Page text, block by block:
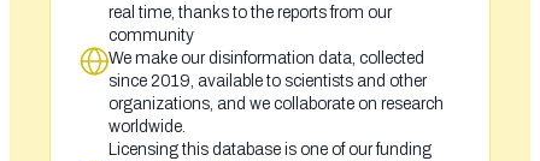
real time, thanks to the reports from our
community
We make our disinformation data, collected
since 2019, available to scientists and other
organizations, and we collaborate on research
worldwide.
Licensing this database is one of our funding